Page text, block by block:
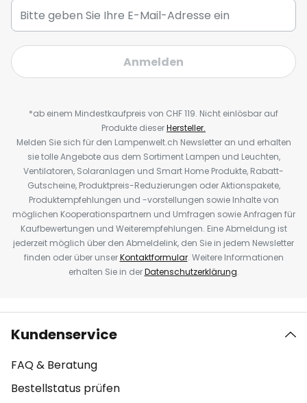
Anmelden
*ab einem Mindestkaufpreis von CHF 119. Nicht einlösbar auf
Produkte dieserHersteller.
Melden Sie sich für den Lampenwelt.ch Newsletter an und erhalten
sie tolle Angebote aus dem Sortiment Lampen und Leuchten,
Ventilatoren, Solaranlagen und Smart Home Produkte, Rabatt-
Gutscheine, Produktpreis-Reduzierungen oder Aktionspakete,
Produktempfehlungen und -vorstellungen sowie Inhalte von
möglichen Kooperationspartnern und Umfragen sowie Anfragen für
Kaufbewertungen und Weiterempfehlungen. Eine Abmeldung ist
jederzeit möglich über den Abmeldelink, den Sie in jedem Newsletter
finden oder über unserKontaktformular. Weitere Informationen
erhalten Sie in derDatenschutzerklärung.
Kundenservice
FAQ & Beratung
Bestellstatus prüfen